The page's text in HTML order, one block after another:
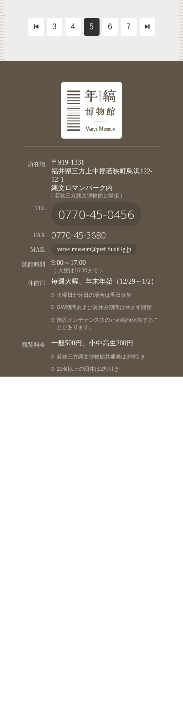
3 4 5 6 7
所在地
〒919-1331
福井県三方上中郡若狭町鳥浜122-
12-1
縄文ロマンパーク内
( 若狭三方縄文博物館と隣接 )
TEL 0770-45-0456
FAX 0770-45-3680
MAIL varve-museum@pref.fukui.lg.jp
開館時間 9:00～17:00
（ 入館は16:30まで ）
休館日 毎週火曜、年末年始（12/29～1/2）
火曜日が休日の場合は翌日休館
GW期間および夏休み期間は休まず開館
施設メンテナンス等のため臨時休館するこ
とがあります。
観覧料金 一般500円、小中高生200円
若狭三方縄文博物館共通券は3割引き
20名以上の団体は2割引き